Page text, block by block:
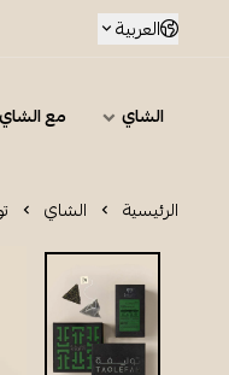
العربية
الشاي مع الشاي
الرئيسية الشاي